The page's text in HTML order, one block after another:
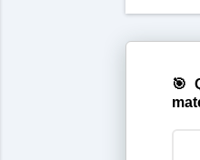
🎯